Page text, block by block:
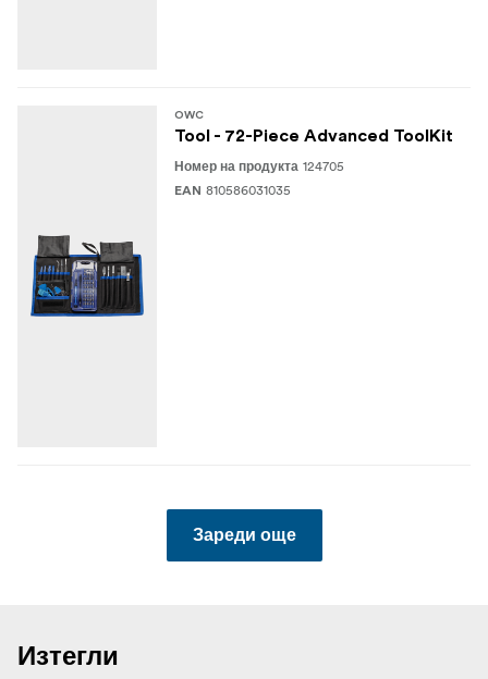
OWC
Tool - 72-Piece Advanced ToolKit
Номер на продукта 124705
EAN 810586031035
Зареди още
Изтегли